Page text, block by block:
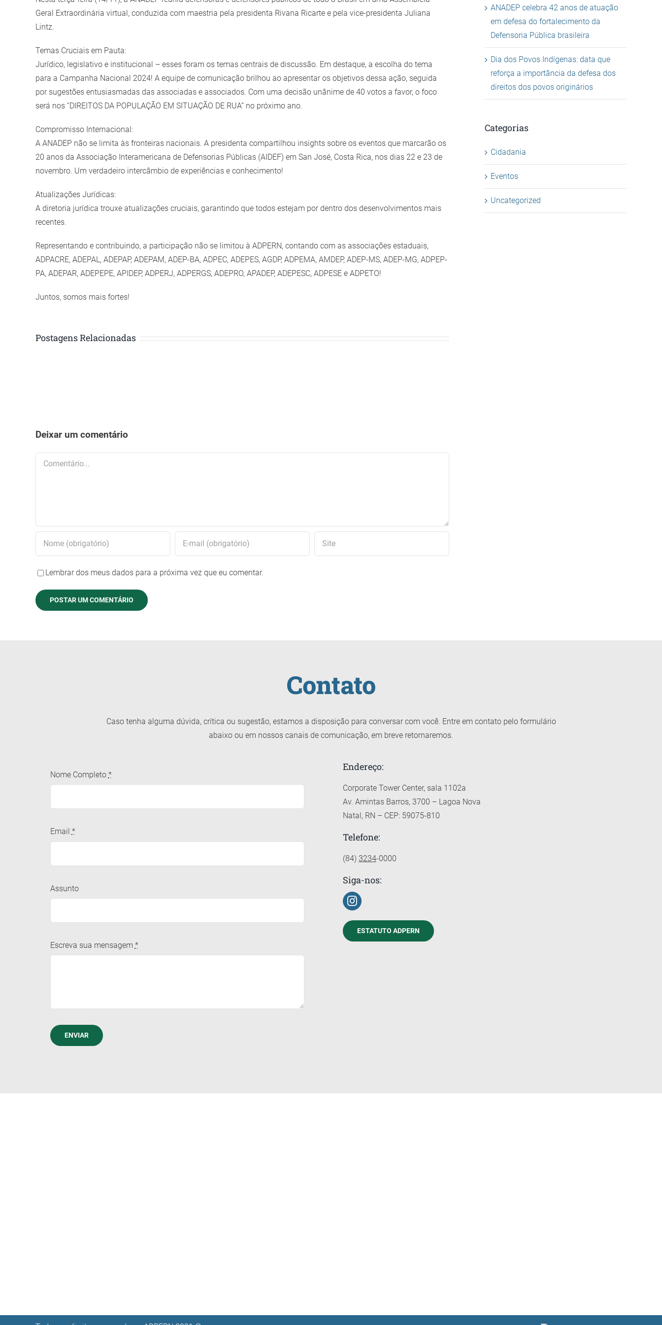
Image
Geral Extraordinária virtual, conduzida com maestria pela presidenta Rivana Ricarte e pela vice-presidenta Juliana
Lintz.
Temas Cruciais em Pauta:
Jurídico, legislativo e institucional – esses foram os temas centrais de discussão. Em destaque, a escolha do tema
para a Campanha Nacional 2024! A equipe de comunicação brilhou ao apresentar os objetivos dessa ação, seguida
por sugestões entusiasmadas das associadas e associados. Com uma decisão unânime de 40 votos a favor, o foco
será nos “DIREITOS DA POPULAÇÃO EM SITUAÇÃO DE RUA” no próximo ano.
Compromisso Internacional:
A ANADEP não se limita às fronteiras nacionais. A presidenta compartilhou insights sobre os eventos que marcarão os
20 anos da Associação Interamericana de Defensorias Públicas (AIDEF) em San José, Costa Rica, nos dias 22 e 23 de
novembro. Um verdadeiro intercâmbio de experiências e conhecimento!
Atualizações Jurídicas:
A diretoria jurídica trouxe atualizações cruciais, garantindo que todos estejam por dentro dos desenvolvimentos mais
recentes.
Representando e contribuindo, a participação não se limitou à ADPERN, contando com as associações estaduais,
ADPACRE, ADEPAL, ADEPAP, ADEPAM, ADEP-BA, ADPEC, ADEPES, AGDP, ADPEMA, AMDEP, ADEP-MS, ADEP-MG, ADPEP-
PA, ADEPAR, ADEPEPE, APIDEP, ADPERJ, ADPERGS, ADEPRO, APADEP, ADEPESC, ADPESE e ADPETO!
Juntos, somos mais fortes!
Postagens Relacionadas
Deixar um comentário
Comentário
Lembrar dos meus dados para a próxima vez que eu comentar.
ANADEP celebra 42 anos de atuação
em defesa do fortalecimento da
Defensoria Pública brasileira
Dia dos Povos Indígenas: data que
reforça a importância da defesa dos
direitos dos povos originários
Categorias
Cidadania
Eventos
Uncategorized
Contato
Caso tenha alguma dúvida, crítica ou sugestão, estamos a disposição para conversar com você. Entre em contato pelo formulário
abaixo ou em nossos canais de comunicação, em breve retornaremos.
Nome Completo *
Email *
Assunto
Escreva sua mensagem *
ENVIAR
Endereço:
Corporate Tower Center, sala 1102a
Av. Amintas Barros, 3700 – Lagoa Nova
Natal, RN – CEP: 59075-810
Telefone:
(84) 3234-0000
Siga-nos:
ESTATUTO ADPERN